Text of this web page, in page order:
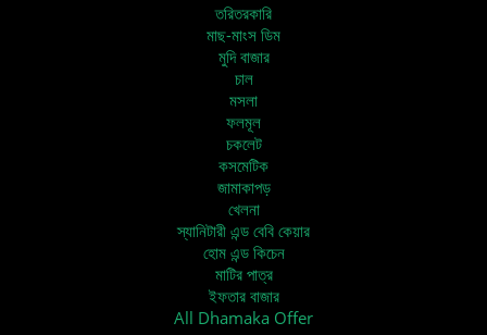
তরিতরকারি
মাছ-মাংস ডিম
মুদি বাজার
চাল
মসলা
ফলমূল
চকলেট
কসমেটিক
জামাকাপড়
খেলনা
স্যানিটারী এন্ড বেবি কেয়ার
হোম এন্ড কিচেন
মাটির পাত্র
ইফতার বাজার
All Dhamaka Offer